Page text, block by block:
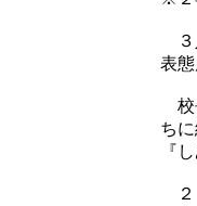
３
表態
校
ち
『
２